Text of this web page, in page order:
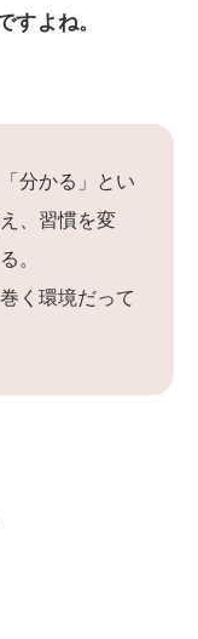
すよね。
分かる」とい
、習慣を変
。
く環境だって